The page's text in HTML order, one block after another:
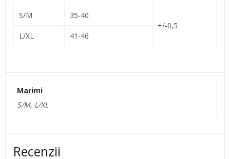
S/M
35-40
+/-0,5
L/XL
41-46
Marimi
S/M, L/XL
Recenzii